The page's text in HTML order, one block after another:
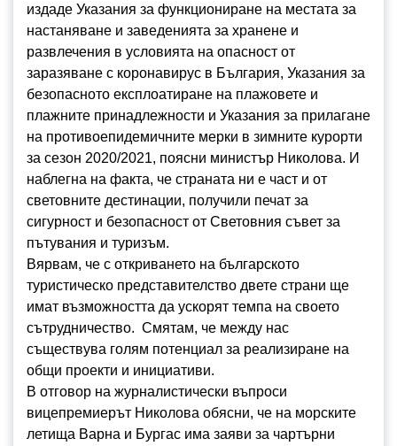
издаде Указания за функциониране на местата за
настаняване и заведенията за хранене и
развлечения в условията на опасност от
заразяване с коронавирус в България, Указания за
безопасното експлоатиране на плажовете и
плажните принадлежности и Указания за прилагане
на противоепидемичните мерки в зимните курорти
за сезон 2020/2021, поясни министър Николова. И
наблегна на факта, че страната ни е част и от
световните дестинации, получили печат за
сигурност и безопасност от Световния съвет за
пътувания и туризъм.
Вярвам, че с откриването на българското
туристическо представителство двете страни ще
имат възможността да ускорят темпа на своето
сътрудничество. Смятам, че между нас
съществува голям потенциал за реализиране на
общи проекти и инициативи.
В отговор на журналистически въпроси
вицепремиерът Николова обясни, че на морските
летища Варна и Бургас има заяви за чартърни